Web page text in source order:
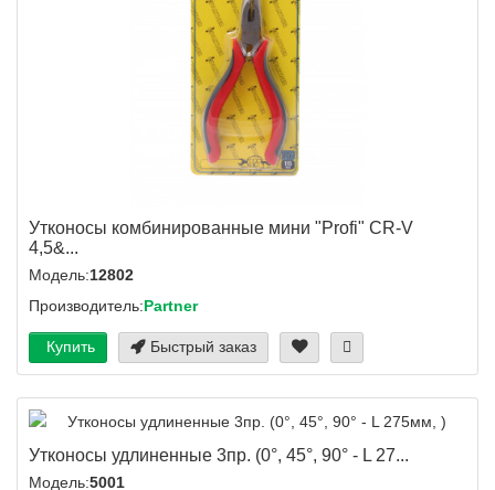
Утконосы комбинированные мини "Profi" CR-V
4,5&...
Модель:12802
Производитель:Partner
Купить Быстрый заказ
Утконосы удлиненные 3пр. (0°, 45°, 90° - L 27...
Модель:5001